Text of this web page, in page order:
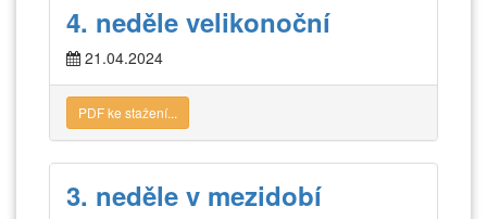
4. neděle velikonoční
21.04.2024
PDF ke stažení...
3. neděle v mezidobí